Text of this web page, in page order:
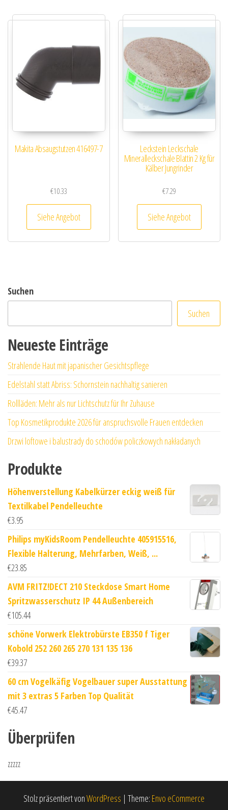
Makita Absaugstutzen 416497-7
€10.33
Siehe Angebot
Leckstein Leckschale
Mineralleckschale Blattin 2 Kg für
Kälber Jungrinder
€7.29
Siehe Angebot
Suchen
Suchen
Neueste Einträge
Strahlende Haut mit japanischer Gesichtspflege
Edelstahl statt Abriss: Schornstein nachhaltig sanieren
Rollläden: Mehr als nur Lichtschutz für Ihr Zuhause
Top Kosmetikprodukte 2026 für anspruchsvolle Frauen entdecken
Drzwi loftowe i balustrady do schodów policzkowych nakładanych
Produkte
Höhenverstellung Kabelkürzer eckig weiß für
Textilkabel Pendelleuchte
€3.95
Philips myKidsRoom Pendelleuchte 405915516,
Flexible Halterung, Mehrfarben, Weiß, ...
€23.85
AVM FRITZ!DECT 210 Steckdose Smart Home
Spritzwasserschutz IP 44 Außenbereich
€105.44
schöne Vorwerk Elektrobürste EB350 f Tiger
Kobold 252 260 265 270 131 135 136
€39.37
60 cm Vogelkäfig Vogelbauer super Ausstattung
mit 3 extras 5 Farben Top Qualität
€45.47
Überprüfen
zzzzz
Stolz präsentiert vonWordPress | Theme: Envo eCommerce